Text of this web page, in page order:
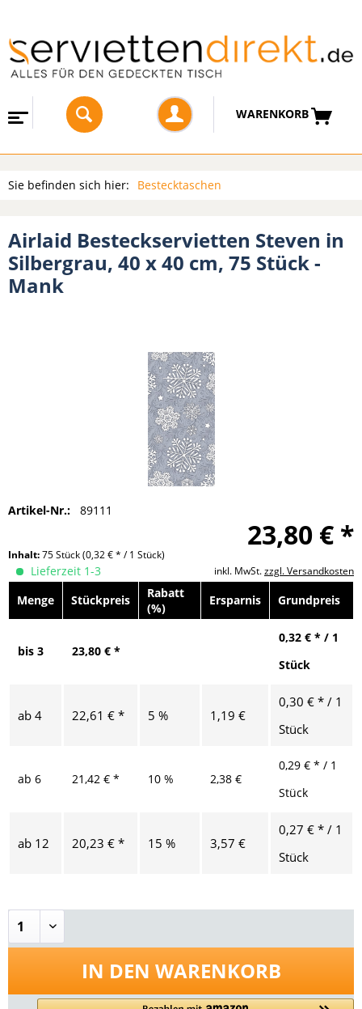
WARENKORB
Sie befinden sich hier: Bestecktaschen
Airlaid Besteckservietten Steven in
Silbergrau, 40 x 40 cm, 75 Stück -
Mank
Artikel-Nr.: 89111
23,80 € *
Inhalt:75 Stück(0,32 € * / 1 Stück)
inkl. MwSt.zzgl. Versandkosten
Lieferzeit 1-3
Menge
Stückpreis
Rabatt
(%)
Ersparnis Grundpreis
bis 3 23,80 € *
0,32 € * / 1
Stück
ab 4 22,61 € * 5 % 1,19 €
0,30 € * / 1
Stück
ab 6 21,42 € * 10 % 2,38 €
0,29 € * / 1
Stück
ab 12 20,23 € * 15 % 3,57 €
0,27 € * / 1
Stück
IN DEN WARENKORB